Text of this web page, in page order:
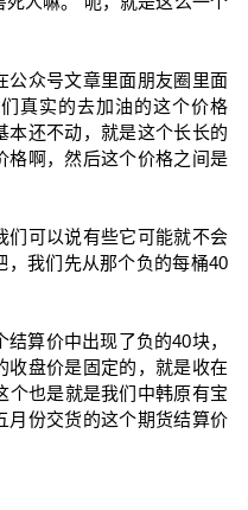
公众号文章里面朋友圈里面
真实的去加油的这个价格
本还不动，就是这个长长的
格啊，然后这个价格之间是
们可以说有些它可能就不会
，我们先从那个负的每桶40
算价中出现了负的40块，
收盘价是固定的，就是收在
个也是就是我们中韩原有宝
月份交货的这个期货结算价